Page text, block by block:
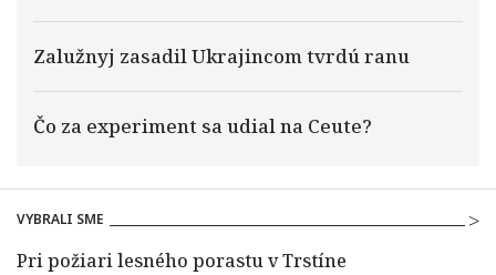
Zalužnyj zasadil Ukrajincom tvrdú ranu
Čo za experiment sa udial na Ceute?
VYBRALI SME
Pri požiari lesného porastu v Trstíne